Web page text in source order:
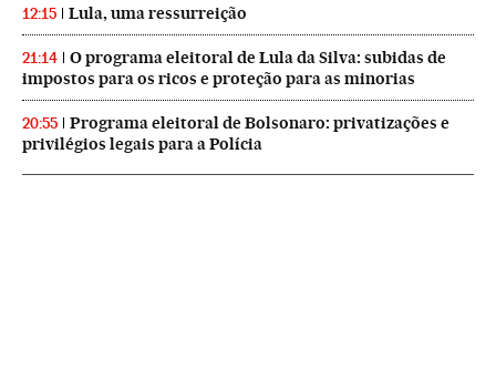
12:15 Lula, uma ressurreição
21:14
O programa eleitoral de Lula da Silva: subidas de
impostos para os ricos e proteção para as minorias
20:55
Programa eleitoral de Bolsonaro: privatizações e
privilégios legais para a Polícia